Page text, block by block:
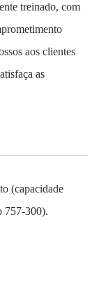
treinado, com
aos clientes
as
(capacidade
757-300).